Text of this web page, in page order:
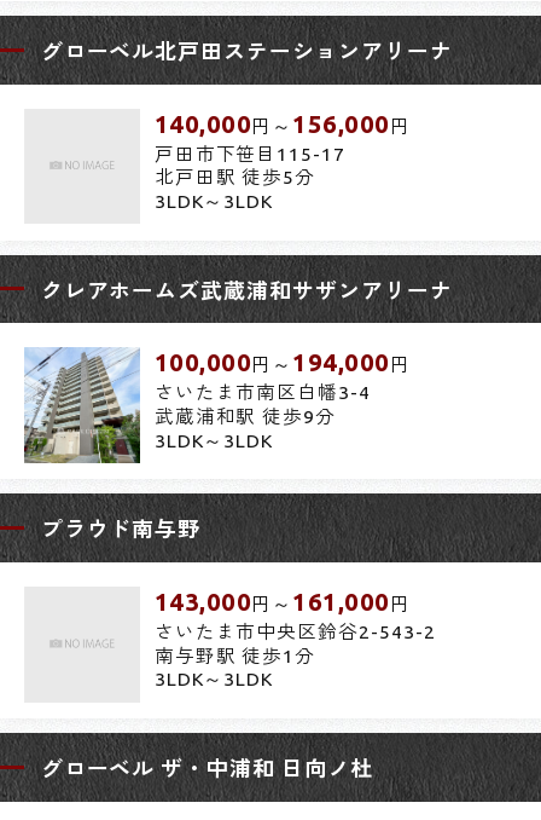
グローベル北戸田ステーションアリーナ
140,000 円～ 156,000 円
戸田市下笹目115-17
北戸田駅 徒歩5分
3LDK～3LDK
クレアホームズ武蔵浦和サザンアリーナ
100,000 円～ 194,000 円
さいたま市南区白幡3-4
武蔵浦和駅 徒歩9分
3LDK～3LDK
プラウド南与野
143,000 円～ 161,000 円
さいたま市中央区鈴谷2-543-2
南与野駅 徒歩1分
3LDK～3LDK
グローベル ザ・中浦和 日向ノ杜